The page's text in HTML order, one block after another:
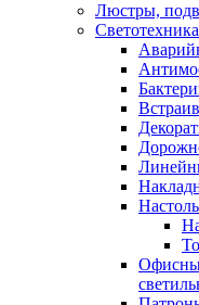
Люстры,
Светотехника